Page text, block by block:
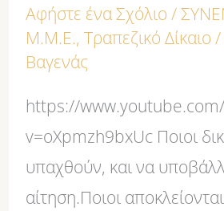
Αφήστε ένα Σχόλιο /
Μ.Μ.Ε.,Τραπεζικό Δίκαιο /
Βαγενάς
https://
v=oXpmzh9bxUc Ποιοι
υπαχθούν, και να
αίτηση.Ποιοι
4738/2020)
στο
TV